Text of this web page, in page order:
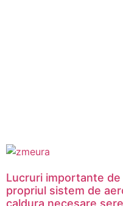
Lucruri importante
propriul sistem de
caldura necesare